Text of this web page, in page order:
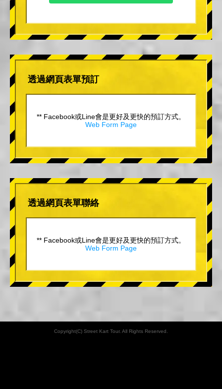
透過網頁表單預訂
** Facebook或Line會是更好及更快的預訂方式。
Web Form Page
透過網頁表單聯絡
** Facebook或Line會是更好及更快的預訂方式。
Web Form Page
Copyright(C) Street Kart Tour. All Rights Reserved.